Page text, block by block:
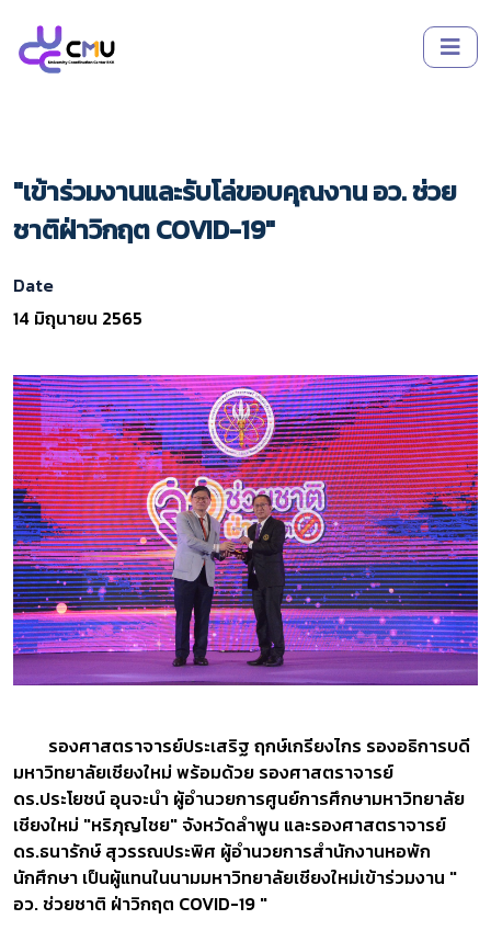
"เข้าร่วมงานและรับโล่ขอบคุณงาน อว. ช่วย
ชาติฝ่าวิกฤต COVID-19"
Date
14 มิถุนายน 2565
รองศาสตราจารย์ประเสริฐ ฤกษ์เกรียงไกร รองอธิการบดี
มหาวิทยาลัยเชียงใหม่ พร้อมด้วย รองศาสตราจารย์
ดร.ประโยชน์ อุนจะนำ ผู้อำนวยการศูนย์การศึกษามหาวิทยาลัย
เชียงใหม่ "หริภุญไชย" จังหวัดลำพูน และรองศาสตราจารย์
ดร.ธนารักษ์ สุวรรณประพิศ ผู้อำนวยการสำนักงานหอพัก
นักศึกษา เป็นผู้แทนในนามมหาวิทยาลัยเชียงใหม่เข้าร่วมงาน "
อว. ช่วยชาติ ฝ่าวิกฤต COVID-19 "